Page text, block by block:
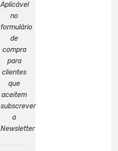
Aplicável
no
formulário
de
compra
para
clientes
que
aceitem
subscrever
a
Newsletter